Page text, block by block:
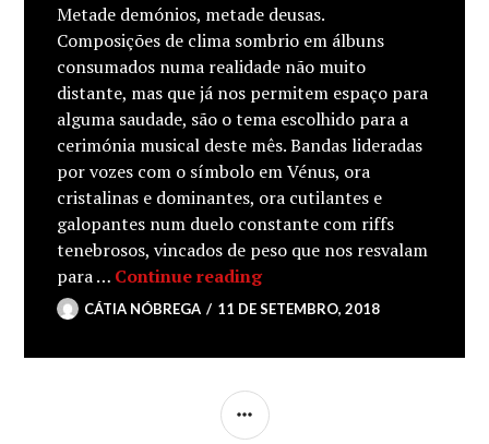
Metade demónios, metade deusas.
Composições de clima sombrio em álbuns
consumados numa realidade não muito
distante, mas que já nos permitem espaço para
alguma saudade, são o tema escolhido para a
cerimónia musical deste mês. Bandas lideradas
por vozes com o símbolo em Vénus, ora
cristalinas e dominantes, ora cutilantes e
galopantes num duelo constante com riffs
tenebrosos, vincados de peso que nos resvalam
para … Continue readingTESOUROS, A UM
CÁTIA NÓBREGA 11 DE SETEMBRO, 2018
SIDEBAR